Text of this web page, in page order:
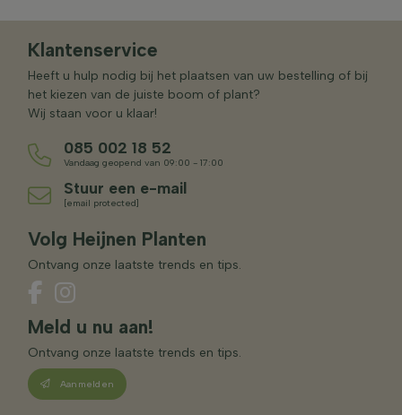
Klantenservice
Heeft u hulp nodig bij het plaatsen van uw bestelling of bij
het kiezen van de juiste boom of plant?
Wij staan voor u klaar!
085 002 18 52
Vandaag geopend van 09:00 - 17:00
Stuur een e-mail
[email protected]
Volg Heijnen Planten
Ontvang onze laatste trends en tips.
Meld u nu aan!
Ontvang onze laatste trends en tips.
Aanmelden